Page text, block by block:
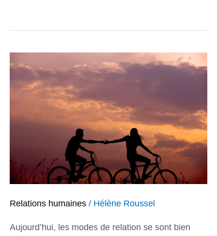
Relations humaines / Hélène Roussel
Aujourd’hui, les modes de relation se sont bien
couple
conscient